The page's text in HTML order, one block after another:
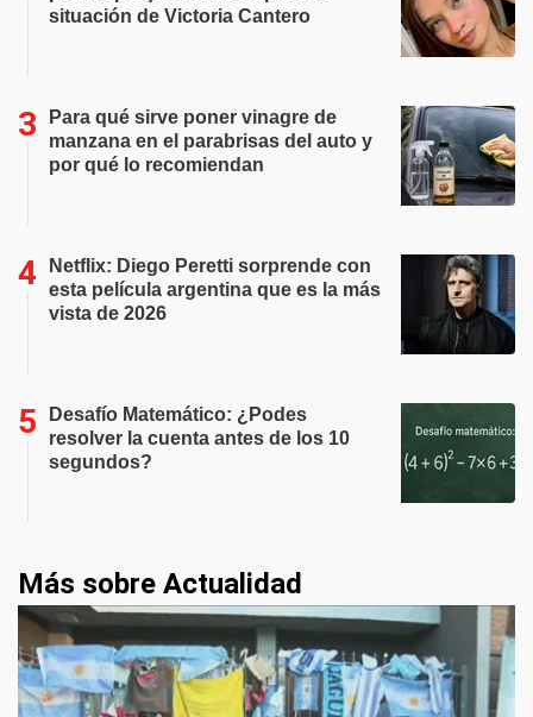
situación de Victoria Cantero
Para qué sirve poner vinagre de
manzana en el parabrisas del auto y
por qué lo recomiendan
Netflix: Diego Peretti sorprende con
esta película argentina que es la más
vista de 2026
Desafío Matemático: ¿Podes
resolver la cuenta antes de los 10
segundos?
Más sobre Actualidad